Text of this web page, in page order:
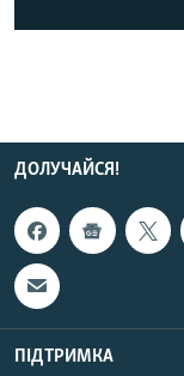
ДОЛУЧАЙСЯ!
ПІДТРИМКА